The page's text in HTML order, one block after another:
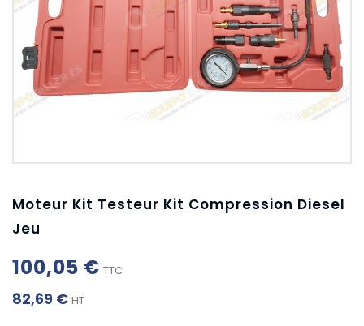
Moteur Kit Testeur Kit Compression Diesel
Jeu
100,05 € TTC
82,69 € HT